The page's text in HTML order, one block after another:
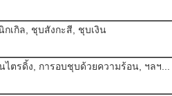
เกิล, ชุบสังกะสี, ชุบเงิน
ไตรดิ้ง, การอบชุบด้วยความร้อน, ฯลฯ...